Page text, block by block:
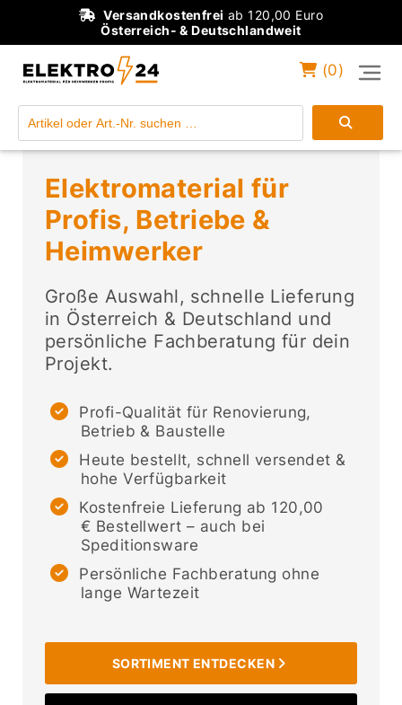
Versandkostenfrei ab 120,00 Euro
Österreich- & Deutschlandweit
Einloggen
(0)
Elektromaterial für
Profis, Betriebe &
Heimwerker
Große Auswahl, schnelle Lieferung
in Österreich & Deutschland und
persönliche Fachberatung für dein
Projekt.
Profi-Qualität für Renovierung,
Betrieb & Baustelle
Heute bestellt, schnell versendet &
hohe Verfügbarkeit
Kostenfreie Lieferung ab 120,00
€ Bestellwert – auch bei
Speditionsware
Persönliche Fachberatung ohne
lange Wartezeit
SORTIMENT ENTDECKEN